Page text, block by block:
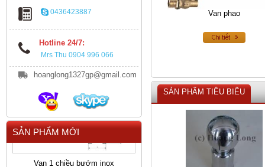
0436423887
Hotline 24/7:
Mrs Thu 0904 996 066
hoanglong1327gp@gmail.com
SẢN PHẨM MỚI
Van 1 chiều bướm inox
Van phao
SẢN PHẨM TIÊU BIỂU